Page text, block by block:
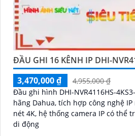
ĐẦU GHI 16 KÊNH IP DHI-
3,470,000 ₫
4,955,000 ₫
Đầu ghi hình DHI-NVR4116HS-
hãng Dahua, tích hợp công nghệ IP mới nhất. Với khả
nét 4K, hệ thống camera IP có thể
di động